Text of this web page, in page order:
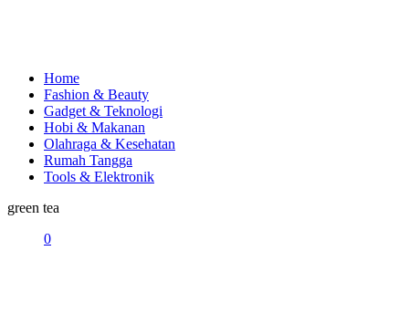
Home
Fashion & Beauty
Gadget & Teknologi
Hobi & Makanan
Olahraga & Kesehatan
Rumah Tangga
Tools & Elektronik
green tea
0